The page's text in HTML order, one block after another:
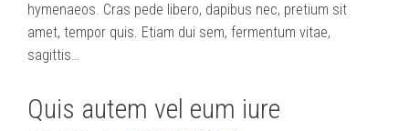
hymenaeos. Cras pede libero, dapibus nec, pretium sit
amet, tempor quis. Etiam dui sem, fermentum vitae,
sagittis…
Quis autem vel eum iure